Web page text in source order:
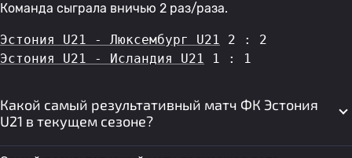
Команда сыграла вничью 2 раз/раза.
Эстония U21 - Люксембург U21 2 : 2
Эстония U21 - Исландия U21 1 : 1
Какой самый результативный матч ФК Эстония
U21 в текущем сезоне?